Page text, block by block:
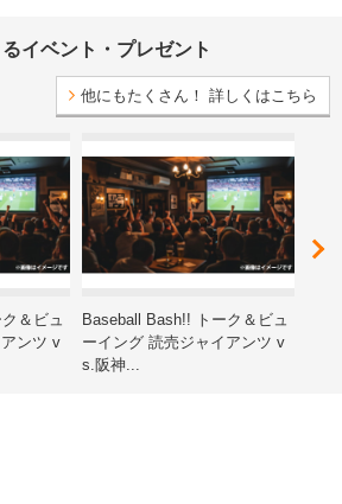
イベント・プレゼント
他にもたくさん！ 詳しくはこちら
＆ビュ
ンツ v
Baseball Bash!! トーク＆ビュ
ーイング 読売ジャイアンツ v
s.阪神...